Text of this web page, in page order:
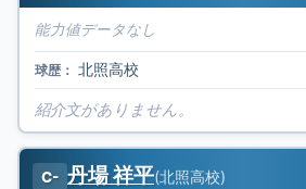
能力値データなし
球歴： 北照高校
紹介文がありません。
C- 丹場 祥平(北照高校)